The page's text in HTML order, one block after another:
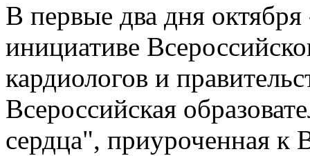
В первые два дня
инициативе
кардиологов и
Всероссийская
сердца", приуроченная